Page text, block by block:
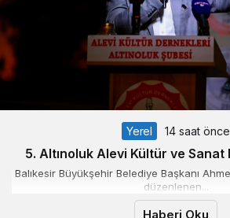
Yerel 14 saat önce
5. Altınoluk Alevi Kültür ve Sanat
Balıkesir Büyükşehir Belediye Başkanı
düzenlenen...
Haberi Oku